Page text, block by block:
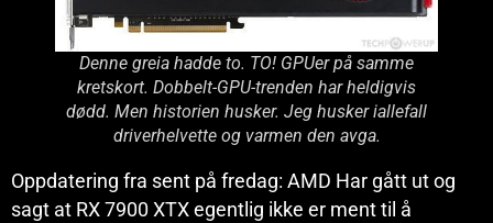
Denne greia hadde to. TO! GPUer på samme
kretskort. Dobbelt-GPU-trenden har heldigvis
dødd. Men historien husker. Jeg husker iallefall
driverhelvette og varmen den avga.
Oppdatering fra sent på fredag: AMD Har gått ut og
sagt at RX 7900 XTX egentlig ikke er ment til å